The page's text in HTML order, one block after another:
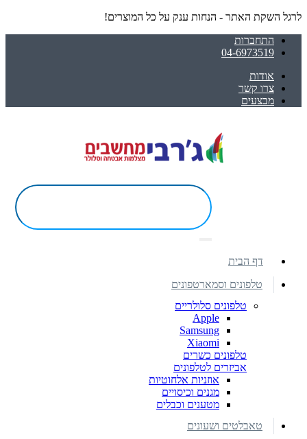
לרגל השקת האתר - הנחות ענק על כל המוצרים!
התחברות
04-6973519
אודות
צרו קשר
מבצעים
דף הבית
טלפונים וסמארטפונים
טלפונים סלולריים
Apple
Samsung
Xiaomi
טלפונים כשרים
אביזרים לטלפונים
אוזניות אלחוטיות
מגנים וכיסויים
מטענים וכבלים
טאבלטים ושעונים